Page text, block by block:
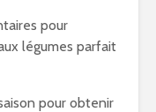
pour
légumes parfait
pour obtenir